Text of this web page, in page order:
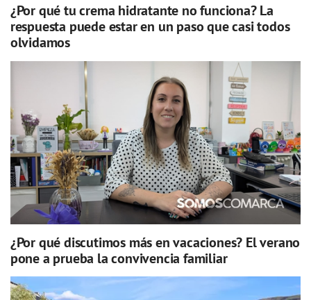
¿Por qué tu crema hidratante no funciona? La
respuesta puede estar en un paso que casi todos
olvidamos
¿Por qué discutimos más en vacaciones? El verano
pone a prueba la convivencia familiar